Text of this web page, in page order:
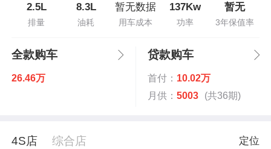
2.5L
排量
8.3L
油耗
暂无数据
用车成本
137Kw
功率
暂无
3年保值率
全款购车
26.46万
贷款购车
首付： 10.02万
月供： 5003 (共36期)
4S店 综合店 定位